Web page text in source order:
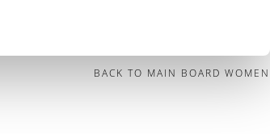
BACK TO MAIN BOARD WOMEN